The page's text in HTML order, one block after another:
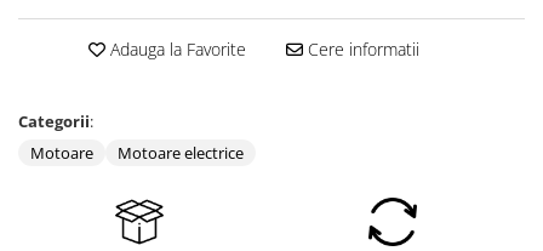
Coloane dus
Baterii de bucatarie
Baterii de baie
Echipamente de lucru
Adauga la Favorite Cere informatii
Categorii:
Motoare
Motoare electrice